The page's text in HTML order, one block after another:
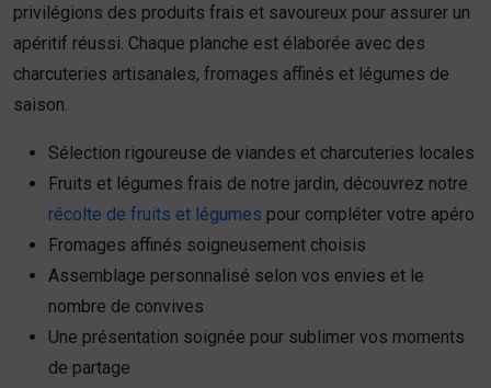
privilégions des produits frais et savoureux pour assurer un
apéritif réussi. Chaque planche est élaborée avec des
charcuteries artisanales, fromages affinés et légumes de
saison.
Sélection rigoureuse de viandes et charcuteries locales
Fruits et légumes frais de notre jardin, découvrez notre
récolte de fruits et légumes pour compléter votre apéro
Fromages affinés soigneusement choisis
Assemblage personnalisé selon vos envies et le
nombre de convives
Une présentation soignée pour sublimer vos moments
de partage